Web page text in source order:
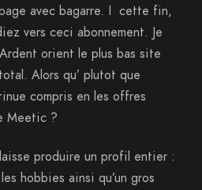
avec bagarre. I cette fin,
vers ceci abonnement. Je
orient le plus bas site
Alors qu’ plutot que
compris en les offres
Meetic ?
produire un profil entier :
hobbies ainsi qu’un gros